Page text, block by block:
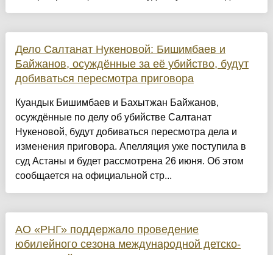
Дело Салтанат Нукеновой: Бишимбаев и
Байжанов, осуждённые за её убийство, будут
добиваться пересмотра приговора
Куандык Бишимбаев и Бахытжан Байжанов,
осуждённые по делу об убийстве Салтанат
Нукеновой, будут добиваться пересмотра дела и
изменения приговора. Апелляция уже поступила в
суд Астаны и будет рассмотрена 26 июня. Об этом
сообщается на официальной стр...
АО «РНГ» поддержало проведение
юбилейного сезона международной детско-